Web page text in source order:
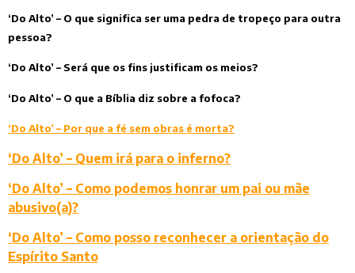
‘Do Alto’ – O que significa ser uma pedra de tropeço para outra
pessoa?
‘Do Alto’ – Será que os fins justificam os meios?
‘Do Alto’ – O que a Bíblia diz sobre a fofoca?
‘Do Alto’ – Por que a fé sem obras é morta?
‘Do Alto’ – Quem irá para o inferno?
‘Do Alto’ – Como podemos honrar um pai ou mãe
abusivo(a)?
‘Do Alto’ – Como posso reconhecer a orientação do
Espírito Santo